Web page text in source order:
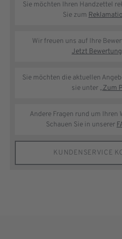
Sie möchten Ihren Handzettel
Sie zum
Wir freuen uns auf Ihre
Jetzt
Sie möchten die aktuellen
sie unter „Zum
Andere Fragen rund um Ihren
Schauen Sie in unserer
KUNDENSERVICE